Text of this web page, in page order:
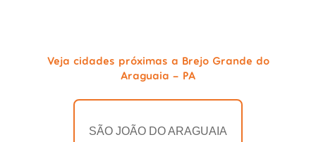
Veja cidades próximas a Brejo Grande do
Araguaia - PA
SÃO JOÃO DO ARAGUAIA